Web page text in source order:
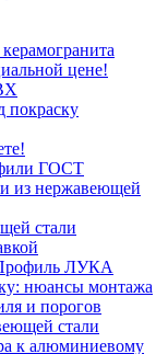
цене!
покраску
ГОСТ
из нержавеющей
стали
ЛУКА
нюансы монтажа
и порогов
стали
к алюминиевому